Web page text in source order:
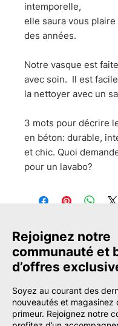
intemporelle,
elle saura vous
des années.
Notre vasque est
avec soin. Il est
la nettoyer avec un
3 mots pour décrire
en béton: durable,
et chic. Quoi
pour un lavabo?
Rejoignez notre
communauté et
d’offres
Soyez au courant des
nouveautés et magasinez
primeur. Rejoignez notre